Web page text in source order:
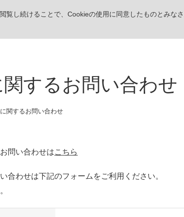
覧し続けることで、Cookieの使用に同意したものとみなさ
するお問い合わせ
関するお問い合わせ
問い合わせはこちら
合わせは下記のフォームをご利用ください。